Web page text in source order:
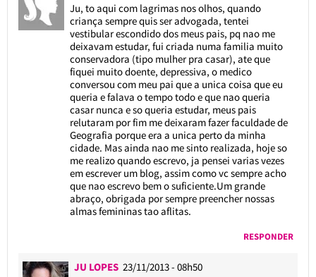
Ju, to aqui com lagrimas nos olhos, quando
criança sempre quis ser advogada, tentei
vestibular escondido dos meus pais, pq nao me
deixavam estudar, fui criada numa familia muito
conservadora (tipo mulher pra casar), ate que
fiquei muito doente, depressiva, o medico
conversou com meu pai que a unica coisa que eu
queria e falava o tempo todo e que nao queria
casar nunca e so queria estudar, meus pais
relutaram por fim me deixaram fazer faculdade de
Geografia porque era a unica perto da minha
cidade. Mas ainda nao me sinto realizada, hoje so
me realizo quando escrevo, ja pensei varias vezes
em escrever um blog, assim como vc sempre acho
que nao escrevo bem o suficiente.Um grande
abraço, obrigada por sempre preencher nossas
almas femininas tao aflitas.
RESPONDER
JU LOPES 23/11/2013 - 08h50